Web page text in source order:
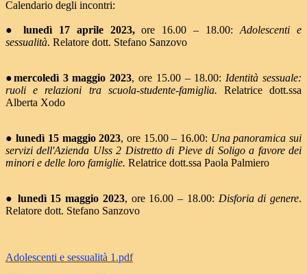
Calendario degli incontri:
● lunedì 17 aprile 2023,ore 16.00 – 18.00:Adolescenti e
sessualità. Relatore dott. Stefano Sanzovo
●mercoledì 3 maggio 2023, ore 15.00 – 18.00: Identità sessuale:
ruoli e relazioni tra scuola-studente-famiglia. Relatrice dott.ssa
Alberta Xodo
●lunedì 15 maggio 2023, ore 15.00 – 16.00: Una panoramica sui
servizi dell'Azienda Ulss 2 Distretto di Pieve di Soligo a favore dei
minori e delle loro famiglie. Relatrice dott.ssa Paola Palmiero
● lunedì 15 maggio 2023, ore 16.00 – 18.00: Disforia di genere.
Relatore dott. Stefano Sanzovo
Adolescenti e sessualità 1.pdf